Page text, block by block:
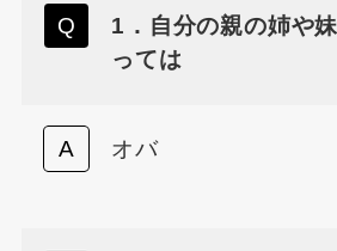
1．自分の親の姉や
っては
オバ